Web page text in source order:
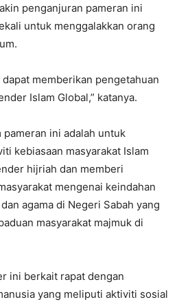
penganjuran pameran ini
untuk menggalakkan orang
memberikan pengetahuan
Islam Global,” katanya.
ini adalah untuk
kebiasaan masyarakat Islam
hijriah dan memberi
mengenai keindahan
agama di Negeri Sabah yang
masyarakat majmuk di
ini berkait rapat dengan
yang meliputi aktiviti sosial